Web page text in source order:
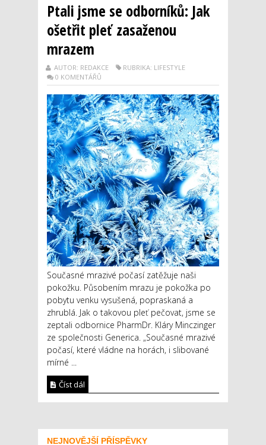
Ptali jsme se odborníků: Jak
ošetřit pleť zasaženou
mrazem
AUTOR: REDAKCE
RUBRIKA: LIFESTYLE
0 KOMENTÁŘŮ
Současné mrazivé počasí zatěžuje naši
pokožku. Působením mrazu je pokožka po
pobytu venku vysušená, popraskaná a
zhrublá. Jak o takovou pleť pečovat, jsme se
zeptali odbornice PharmDr. Kláry Minczinger
ze společnosti Generica. „Současné mrazivé
počasí, které vládne na horách, i slibované
mírné ...
Číst dál
NEJNOVĚJŠÍ PŘÍSPĚVKY